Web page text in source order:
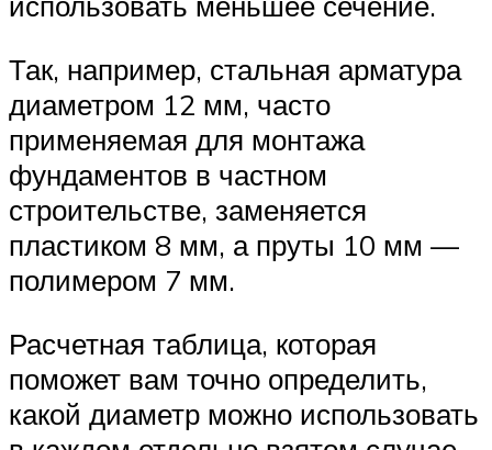
Так, например, стальная арматура
диаметром 12 мм, часто
применяемая для монтажа
фундаментов в частном
строительстве, заменяется
пластиком 8 мм, а пруты 10 мм —
полимером 7 мм.
Расчетная таблица, которая
поможет вам точно определить,
какой диаметр можно использовать